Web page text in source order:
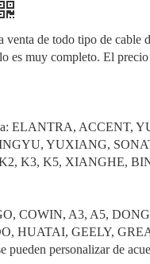
venta de todo tipo de cable
es muy completo. El
ELANTRA, ACCENT,
YUXIANG,
K3, K5, XIANGHE,
COWIN, A3, A5,
HUATAI, GEELY,
personalizar de